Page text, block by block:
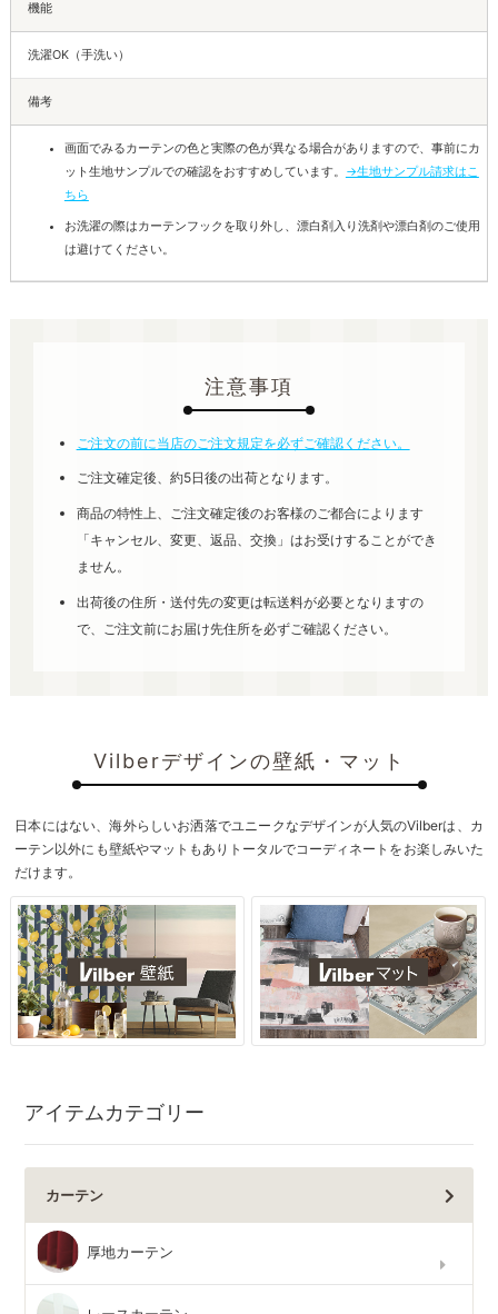
機能
洗濯OK（手洗い）
備考
画面でみるカーテンの色と実際の色が異なる場合がありますので、事前にカ
ット生地サンプルでの確認をおすすめしています。 →生地サンプル請求はこ
ちら
お洗濯の際はカーテンフックを取り外し、漂白剤入り洗剤や漂白剤のご使用
は避けてください。
注意事項
ご注文の前に当店のご注文規定を必ずご確認ください。
ご注文確定後、約5日後の出荷となります。
商品の特性上、ご注文確定後のお客様のご都合によります
「キャンセル、変更、返品、交換」はお受けすることができ
ません。
出荷後の住所・送付先の変更は転送料が必要となりますの
で、ご注文前にお届け先住所を必ずご確認ください。
Vilberデザインの壁紙・マット
日本にはない、海外らしいお洒落でユニークなデザインが人気のVilberは、カ
ーテン以外にも壁紙やマットもありトータルでコーディネートをお楽しみいた
だけます。
アイテムカテゴリー
カーテン
厚地カーテン